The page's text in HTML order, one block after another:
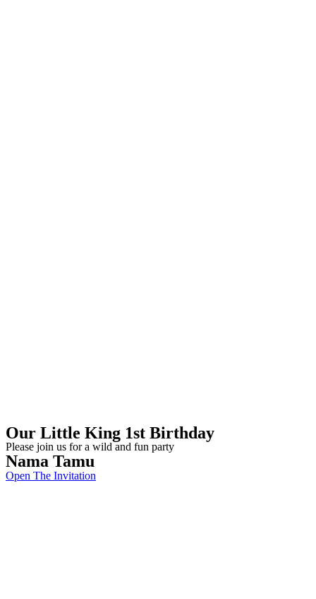
Our Little King 1st Birthday
Please join us for a wild and fun party
Nama Tamu
Open The Invitation